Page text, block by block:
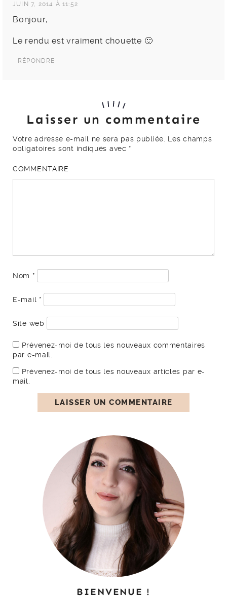
JUIN 7, 2014 À 11:52
Bonjour,
Le rendu est vraiment chouette 🙂
RÉPONDRE
Laisser un commentaire
Votre adresse e-mail ne sera pas publiée.
Les champs
obligatoires sont indiqués avec *
COMMENTAIRE
Nom *
E-mail *
Site web
Prévenez-moi de tous les nouveaux commentaires
par e-mail.
Prévenez-moi de tous les nouveaux articles par e-
mail.
BIENVENUE !